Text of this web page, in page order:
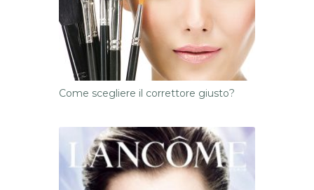
Come scegliere il correttore giusto?